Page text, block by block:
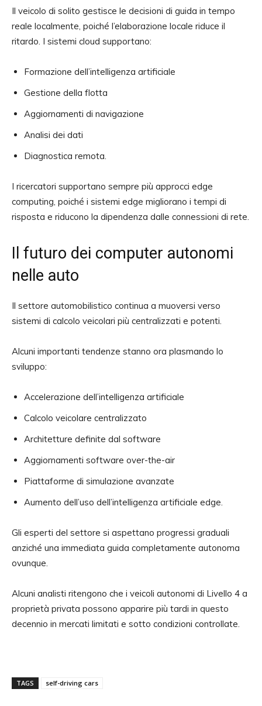
Il veicolo di solito gestisce le decisioni di guida in tempo
reale localmente, poiché l’elaborazione locale riduce il
ritardo. I sistemi cloud supportano:
Formazione dell’intelligenza artificiale
Gestione della flotta
Aggiornamenti di navigazione
Analisi dei dati
Diagnostica remota.
I ricercatori supportano sempre più approcci edge
computing, poiché i sistemi edge migliorano i tempi di
risposta e riducono la dipendenza dalle connessioni di rete.
Il futuro dei computer autonomi
nelle auto
Il settore automobilistico continua a muoversi verso
sistemi di calcolo veicolari più centralizzati e potenti.
Alcuni importanti tendenze stanno ora plasmando lo
sviluppo:
Accelerazione dell’intelligenza artificiale
Calcolo veicolare centralizzato
Architetture definite dal software
Aggiornamenti software over-the-air
Piattaforme di simulazione avanzate
Aumento dell’uso dell’intelligenza artificiale edge.
Gli esperti del settore si aspettano progressi graduali
anziché una immediata guida completamente autonoma
ovunque.
Alcuni analisti ritengono che i veicoli autonomi di Livello 4 a
proprietà privata possono apparire più tardi in questo
decennio in mercati limitati e sotto condizioni controllate.
TAGS self-driving cars